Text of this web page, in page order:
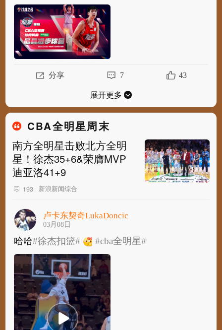
#CBA#从上赛季常规赛35次出场其中3次首
发，场均登场10.3分钟得到4.7分2.8篮板0.2助
攻1.2盖帽，到本赛季常规赛40次出场39场...
部
分享 7 43
展开更多
CBA全明星周末
南方全明星击败北方全明
星！徐杰35+6&荣膺MVP
迪亚洛41+9
193 新浪新闻综合
卢卡东契奇LukaDoncic
03月08日
哈哈#徐杰扣篮# #cba全明星#
哈哈#徐杰扣篮# #cba全明星#